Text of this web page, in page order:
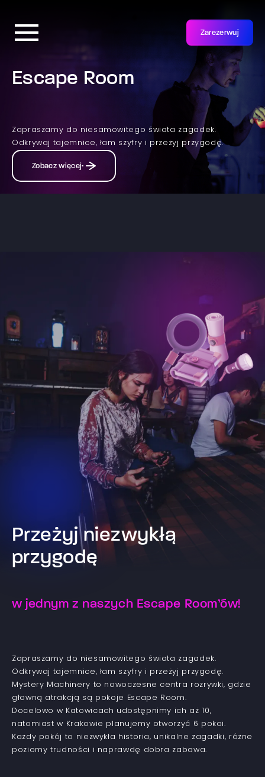
Zarezerwuj
Escape Room
Zapraszamy do niesamowitego świata zagadek.
Odkrywaj tajemnice, łam szyfry i przeżyj przygodę.
Zobacz więcej
Przeżyj niezwykłą
przygodę
w jednym z naszych Escape Room’ów!
Zapraszamy do niesamowitego świata zagadek.
Odkrywaj tajemnice, łam szyfry i przeżyj przygodę.
Mystery Machinery to nowoczesne centra rozrywki, gdzie
głowną atrakcją są pokoje Escape Room.
Docelowo w Katowicach udostępnimy ich aż 10,
natomiast w Krakowie planujemy otworzyć 6 pokoi.
Każdy pokój to niezwykła historia, unikalne zagadki, różne
poziomy trudności i naprawdę dobra zabawa.